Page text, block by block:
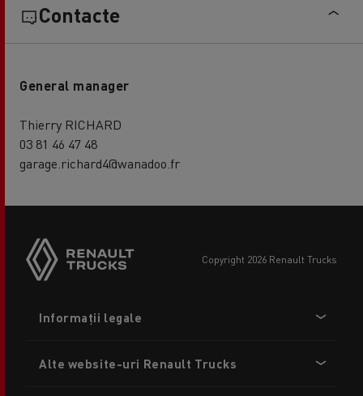
Contacte
General manager
Thierry RICHARD
03 81 46 47 48
garage.richard4@wanadoo.fr
copyright 2026 Renault Trucks
menu
Informații legale
Alte website-uri Renault Trucks